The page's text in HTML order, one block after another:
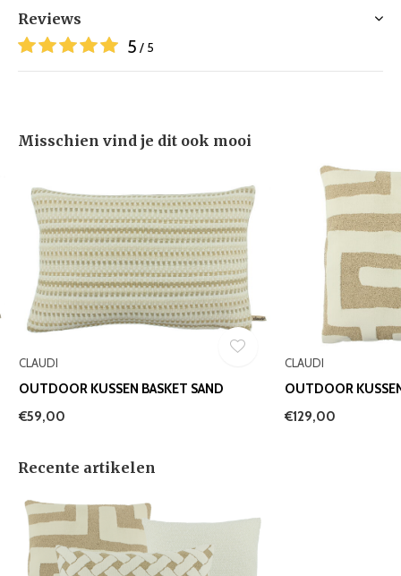
Reviews
5 / 5
Misschien vind je dit ook mooi
CLAUDI
OUTDOOR KUSSEN BASKET SAND
€59,00
CLAUDI
OUTDOOR
€129,00
Recente artikelen